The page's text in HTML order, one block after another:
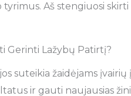
Aš stengiuosi
Gerinti Lažybų Patirtį?
suteikia žaidėjams
ir gauti naujausias